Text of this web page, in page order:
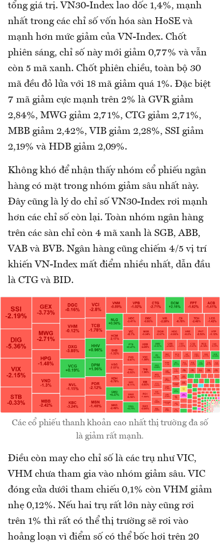
tổng giá trị. VN30-Index lao dốc 1,4%, mạnh
nhất trong các chỉ số vốn hóa sàn HoSE và
mạnh hơn mức giảm của VN-Index. Chốt
phiên sáng, chỉ số này mới giảm 0,77% và vẫn
còn 5 mã xanh. Chốt phiên chiều, toàn bộ 30
mã đều đỏ lửa với 18 mã giảm quá 1%. Đặc biệt
7 mã giảm cực mạnh trên 2% là GVR giảm
2,84%, MWG giảm 2,71%, CTG giảm 2,71%,
MBB giảm 2,42%, VIB giảm 2,28%, SSI giảm
2,19% và HDB giảm 2,09%.
Không khó để nhận thấy nhóm cổ phiếu ngân
hàng có mặt trong nhóm giảm sâu nhất này.
Đây cũng là lý do chỉ số VN30-Index rơi mạnh
hơn các chỉ số còn lại. Toàn nhóm ngân hàng
trên các sàn chỉ còn 4 mã xanh là SGB, ABB,
VAB và BVB. Ngân hàng cũng chiếm 4/5 vị trí
khiến VN-Index mất điểm nhiều nhất, dẫn đầu
là CTG và BID.
Các cổ phiếu thanh khoản cao nhất thị trường đa số
là giảm rất mạnh.
Điều còn may cho chỉ số là các trụ như VIC,
VHM chưa tham gia vào nhóm giảm sâu. VIC
đóng cửa dưới tham chiếu 0,1% còn VHM giảm
nhẹ 0,12%. Nếu hai trụ rất lớn này cũng rơi
trên 1% thì rất có thể thị trường sẽ rơi vào
hoảng loạn vì điểm số có thể bốc hơi trên 20